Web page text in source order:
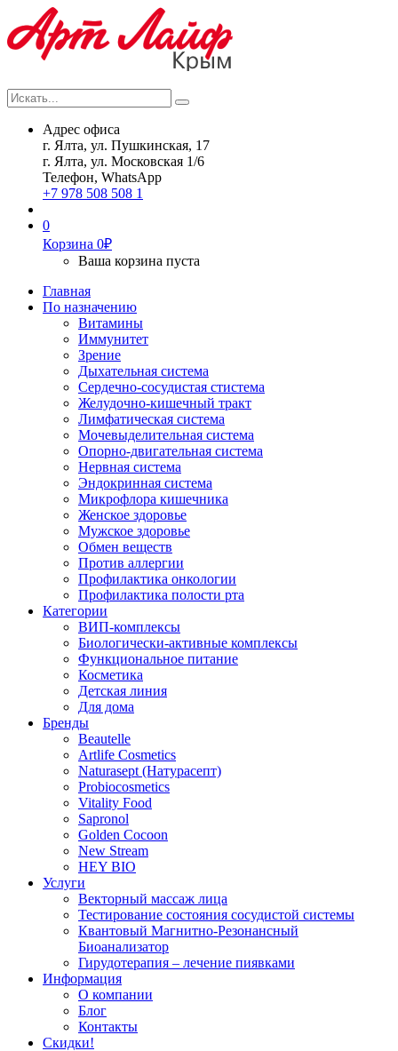
Search
Адрес офиса
г. Ялта, ул. Пушкинская, 17
г. Ялта, ул. Московская 1/6
Телефон, WhatsApp
+7 978 508 508 1
0
Корзина 0₽
Ваша корзина пуста
Главная
По назначению
Витамины
Иммунитет
Зрение
Дыхательная система
Сердечно-сосудистая стистема
Желудочно-кишечный тракт
Лимфатическая система
Мочевыделительная система
Опорно-двигательная система
Нервная система
Эндокринная система
Микрофлора кишечника
Женское здоровье
Мужское здоровье
Обмен веществ
Против аллергии
Профилактика онкологии
Профилактика полости рта
Категории
ВИП-комплексы
Биологически-активные комплексы
Функциональное питание
Косметика
Детская линия
Для дома
Бренды
Beautelle
Artlife Cosmetics
Naturasept (Натурасепт)
Probiocosmetics
Vitality Food
Sapronol
Golden Cocoon
New Stream
HEY BIO
Услуги
Векторный массаж лица
Тестирование состояния сосудистой системы
Квантовый Магнитно-Резонансный
Биоанализатор
Гирудотерапия – лечение пиявками
Информация
О компании
Блог
Контакты
Скидки!